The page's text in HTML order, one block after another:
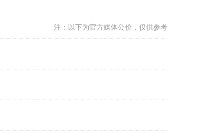
注：以下为官方媒体公价，仅供参考